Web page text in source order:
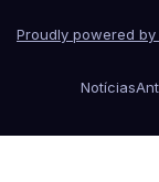
Proudly powered by
Notícias